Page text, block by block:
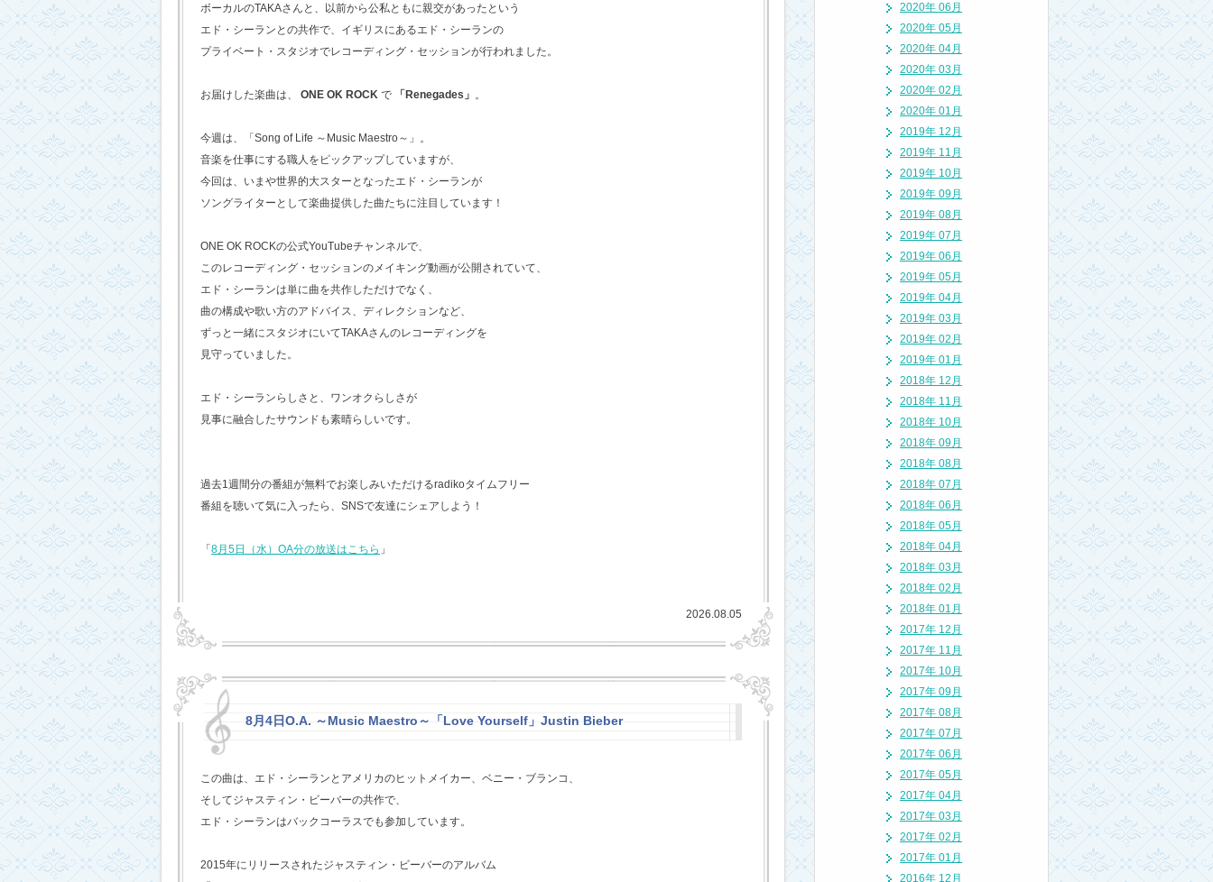
ボーカルのTAKAさんと、以前から公私ともに親交があったという
エド・シーランとの共作で、イギリスにあるエド・シーランの
プライベート・スタジオでレコーディング・セッションが行われました。
お届けした楽曲は、 ONE OK ROCK で 「Renegades」 。
今週は、「Song of Life ～Music Maestro～」。
音楽を仕事にする職人をピックアップしていますが、
今回は、いまや世界的大スターとなったエド・シーランが
ソングライターとして楽曲提供した曲たちに注目しています！
ONE OK ROCKの公式YouTubeチャンネルで、
このレコーディング・セッションのメイキング動画が公開されていて、
エド・シーランは単に曲を共作しただけでなく、
曲の構成や歌い方のアドバイス、ディレクションなど、
ずっと一緒にスタジオにいてTAKAさんのレコーディングを
見守っていました。
エド・シーランらしさと、ワンオクらしさが
見事に融合したサウンドも素晴らしいです。
過去1週間分の番組が無料でお楽しみいただけるradikoタイムフリー
番組を聴いて気に入ったら、SNSで友達にシェアしよう！
「 8月5日（水）OA分の放送はこちら 」
2026.08.05
8月4日O.A. ～Music Maestro～「Love Yourself」Justin Bieber
この曲は、エド・シーランとアメリカのヒットメイカー、ベニー・ブランコ、
そしてジャスティン・ビーバーの共作で、
エド・シーランはバックコーラスでも参加しています。
2015年にリリースされたジャスティン・ビーバーのアルバム
2020年 06月
2020年 05月
2020年 04月
2020年 03月
2020年 02月
2020年 01月
2019年 12月
2019年 11月
2019年 10月
2019年 09月
2019年 08月
2019年 07月
2019年 06月
2019年 05月
2019年 04月
2019年 03月
2019年 02月
2019年 01月
2018年 12月
2018年 11月
2018年 10月
2018年 09月
2018年 08月
2018年 07月
2018年 06月
2018年 05月
2018年 04月
2018年 03月
2018年 02月
2018年 01月
2017年 12月
2017年 11月
2017年 10月
2017年 09月
2017年 08月
2017年 07月
2017年 06月
2017年 05月
2017年 04月
2017年 03月
2017年 02月
2017年 01月
2016年 12月